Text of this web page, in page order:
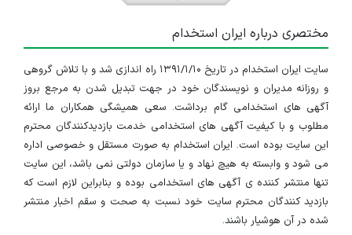
مختصری درباره ایران استخدام
سایت ایران استخدام در تاریخ ۱۳۹۱/۱/۱۰ راه اندازی شد و با تلاش گروهی
و روزانه مدیران و نویسندگان خود در جهت تبدیل شدن به مرجع بروز
آگهی های استخدامی گام برداشت. سعی همیشگی همکاران ما ارائه
مطلوب و با کیفیت آگهی های استخدامی خدمت بازدیدکنندگان محترم
این سایت بوده است. ایران استخدام به صورت مستقل و خصوصی اداره
می شود و وابسته به هیچ نهاد و یا سازمان دولتی نمی باشد، این سایت
تنها منتشر کننده ی آگهی های استخدامی بوده و بنابراین لازم است که
بازدید کنندگان محترم سایت خود نسبت به صحت و سقم اخبار منتشر
شده در آن هوشیار باشند.